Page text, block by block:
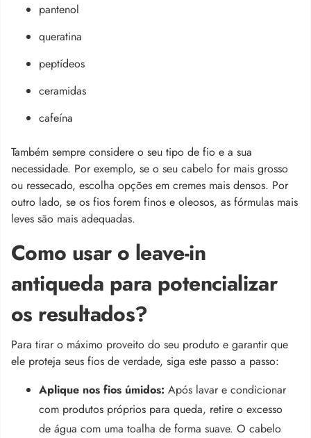
pantenol
queratina
peptídeos
ceramidas
cafeína
Também sempre considere o seu tipo de fio e a sua
necessidade. Por exemplo, se o seu cabelo for mais grosso
ou ressecado, escolha opções em cremes mais densos. Por
outro lado, se os fios forem finos e oleosos, as fórmulas mais
leves são mais adequadas.
Como usar o leave-in
antiqueda para potencializar
os resultados?
Para tirar o máximo proveito do seu produto e garantir que
ele proteja seus fios de verdade, siga este passo a passo:
Aplique nos fios úmidos: Após lavar e condicionar
com produtos próprios para queda, retire o excesso
de água com uma toalha de forma suave. O cabelo